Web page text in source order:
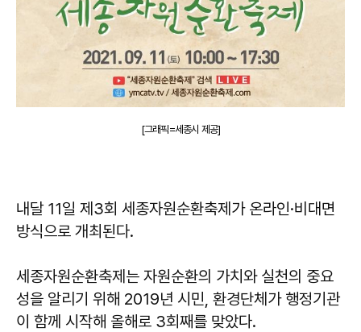
[그래픽=세종시 제공]
내달 11일 제3회 세종자원순환축제가 온라인·비대면
방식으로 개최된다.
세종자원순환축제는 자원순환의 가치와 실천의 중요
성을 알리기 위해 2019년 시민, 환경단체가 행정기관
이 함께 시작해 올해로 3회째를 맞았다.